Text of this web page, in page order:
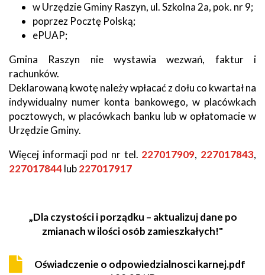
w Urzędzie Gminy Raszyn, ul. Szkolna 2a, pok. nr 9;
poprzez Pocztę Polską;
ePUAP;
Gmina Raszyn nie wystawia wezwań, faktur i
rachunków.
Deklarowaną kwotę należy wpłacać z dołu co kwartał na
indywidualny numer konta bankowego, w placówkach
pocztowych, w placówkach banku lub w opłatomacie w
Urzędzie Gminy.
Więcej informacji pod nr tel. 227017909, 227017843,
227017844lub227017917
„Dla czystości i porządku – aktualizuj dane po
zmianach w ilości osób zamieszkałych!"
Oświadczenie o odpowiedzialnosci karnej.pdf